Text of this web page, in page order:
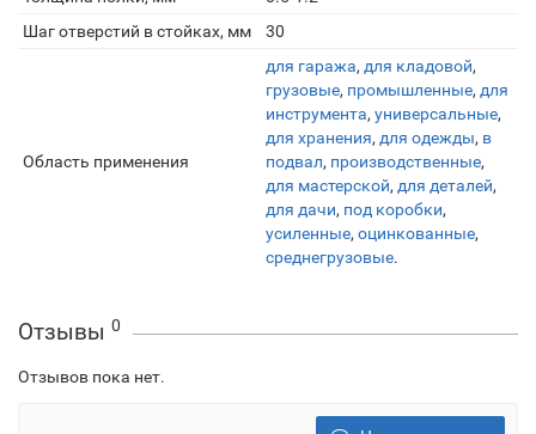
Шаг отверстий в стойках, мм
30
Область применения
для гаража, для кладовой,
грузовые, промышленные, для
инструмента, универсальные,
для хранения, для одежды, в
подвал, производственные,
для мастерской, для деталей,
для дачи, под коробки,
усиленные, оцинкованные,
среднегрузовые.
Отзывы 0
Отзывов пока нет.